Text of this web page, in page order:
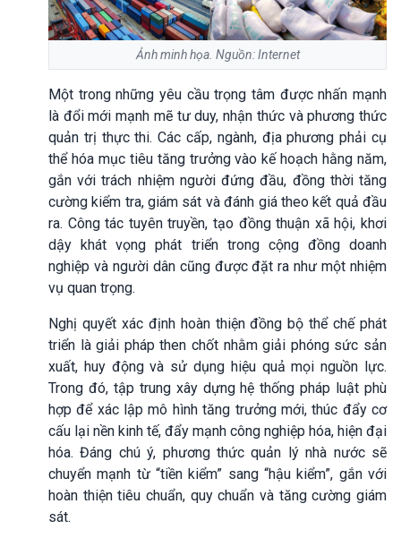
Ảnh minh họa. Nguồn: Internet
Một trong những yêu cầu trọng tâm được nhấn mạnh
là đổi mới mạnh mẽ tư duy, nhận thức và phương thức
quản trị thực thi. Các cấp, ngành, địa phương phải cụ
thể hóa mục tiêu tăng trưởng vào kế hoạch hằng năm,
gắn với trách nhiệm người đứng đầu, đồng thời tăng
cường kiểm tra, giám sát và đánh giá theo kết quả đầu
ra. Công tác tuyên truyền, tạo đồng thuận xã hội, khơi
dậy khát vọng phát triển trong cộng đồng doanh
nghiệp và người dân cũng được đặt ra như một nhiệm
vụ quan trọng.
Nghị quyết xác định hoàn thiện đồng bộ thể chế phát
triển là giải pháp then chốt nhằm giải phóng sức sản
xuất, huy động và sử dụng hiệu quả mọi nguồn lực.
Trong đó, tập trung xây dựng hệ thống pháp luật phù
hợp để xác lập mô hình tăng trưởng mới, thúc đẩy cơ
cấu lại nền kinh tế, đẩy mạnh công nghiệp hóa, hiện đại
hóa. Đáng chú ý, phương thức quản lý nhà nước sẽ
chuyển mạnh từ “tiền kiểm” sang “hậu kiểm”, gắn với
hoàn thiện tiêu chuẩn, quy chuẩn và tăng cường giám
sát.